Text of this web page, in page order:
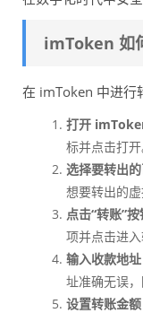
imToken 如
在 imToken 中进行
打开
标并点击打开
选择要转出
想要转出的
点击“转账”按
项并点击进入
输入收款地址
址准确无误
设置转账金额